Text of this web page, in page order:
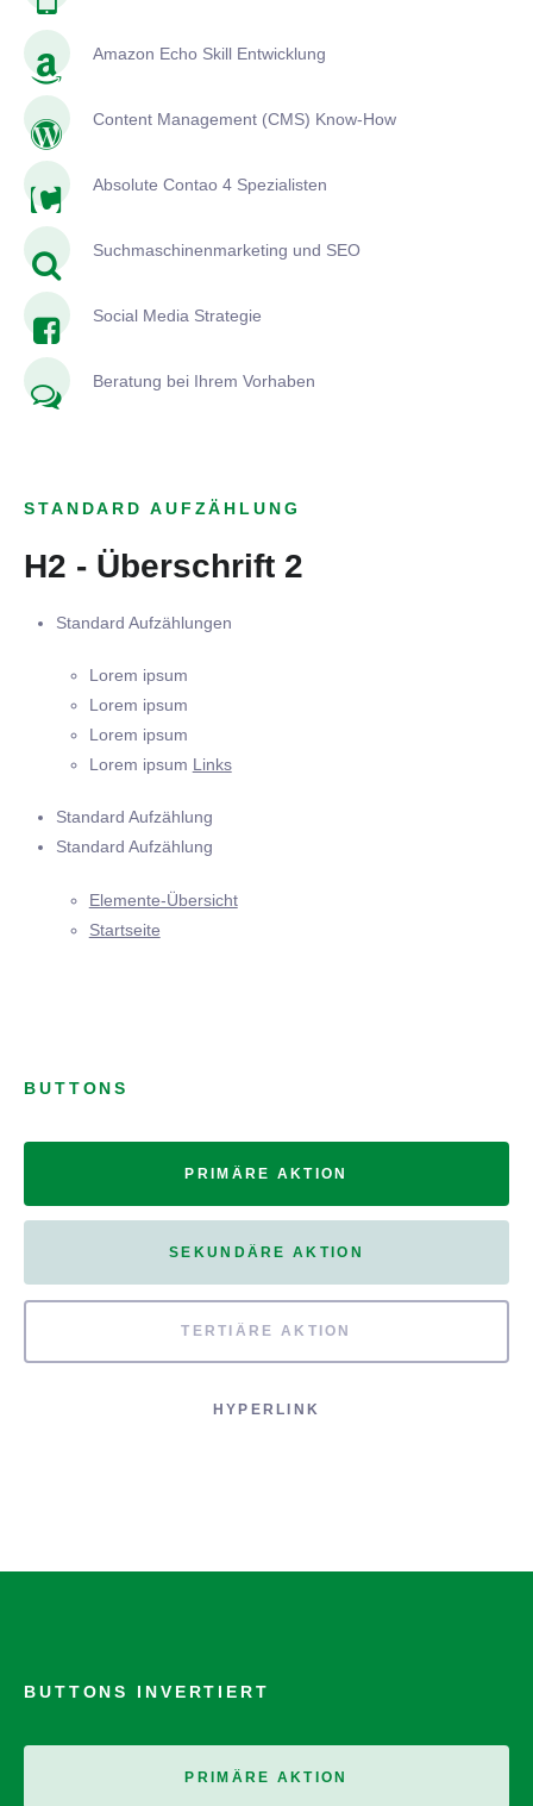
Amazon Echo Skill Entwicklung
Content Management (CMS) Know-How
Absolute Contao 4 Spezialisten
Suchmaschinenmarketing und SEO
Social Media Strategie
Beratung bei Ihrem Vorhaben
STANDARD AUFZÄHLUNG
H2 - Überschrift 2
Standard Aufzählungen
Lorem ipsum
Lorem ipsum
Lorem ipsum
Lorem ipsum Links
Standard Aufzählung
Standard Aufzählung
Elemente-Übersicht
Startseite
BUTTONS
PRIMÄRE AKTION
SEKUNDÄRE AKTION
TERTIÄRE AKTION
HYPERLINK
BUTTONS INVERTIERT
PRIMÄRE AKTION